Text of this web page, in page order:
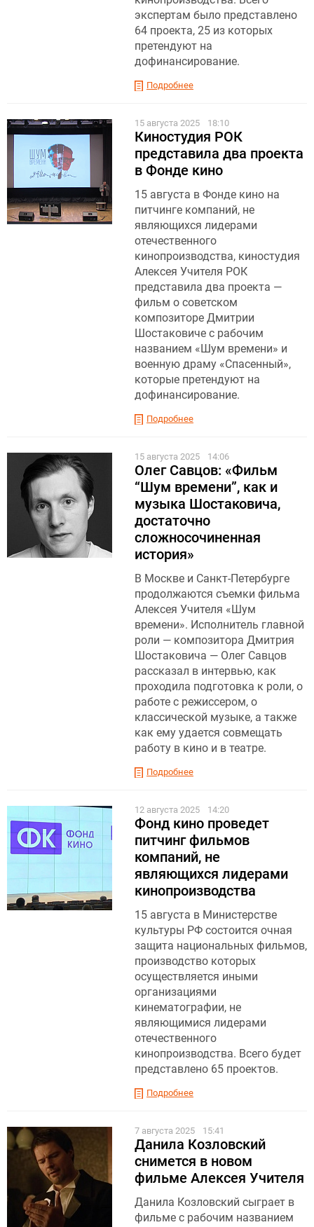
экспертам было представлено
64 проекта, 25 из которых
претендуют на
дофинансирование.
Подробнее
15 августа 2025 18:10
Киностудия РОК
представила два проекта
в Фонде кино
15 августа в Фонде кино на
питчинге компаний, не
являющихся лидерами
отечественного
кинопроизводства, киностудия
Алексея Учителя РОК
представила два проекта —
фильм о советском
композиторе Дмитрии
Шостаковиче с рабочим
названием «Шум времени» и
военную драму «Спасенный»,
которые претендуют на
дофинансирование.
Подробнее
15 августа 2025 14:06
Олег Савцов: «Фильм
“Шум времени”, как и
музыка Шостаковича,
достаточно
сложносочиненная
история»
В Москве и Санкт-Петербурге
продолжаются съемки фильма
Алексея Учителя «Шум
времени». Исполнитель главной
роли — композитора Дмитрия
Шостаковича — Олег Савцов
рассказал в интервью, как
проходила подготовка к роли, о
работе с режиссером, о
классической музыке, а также
как ему удается совмещать
работу в кино и в театре.
Подробнее
12 августа 2025 14:20
Фонд кино проведет
питчинг фильмов
компаний, не
являющихся лидерами
кинопроизводства
15 августа в Министерстве
культуры РФ состоится очная
защита национальных фильмов,
производство которых
осуществляется иными
организациями
кинематографии, не
являющимися лидерами
отечественного
кинопроизводства. Всего будет
представлено 65 проектов.
Подробнее
7 августа 2025 15:41
Данила Козловский
снимется в новом
фильме Алексея Учителя
Данила Козловский сыграет в
фильме с рабочим названием